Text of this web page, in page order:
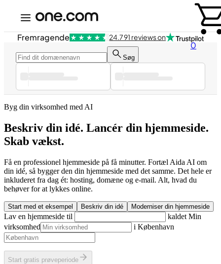
0
Fremragende 24.791 reviews on
Søg
Byg din virksomhed med AI
Beskriv din idé. Lancér din hjemmeside.
Skab vækst.
Få en professionel hjemmeside på få minutter. Fortæl Aida AI om
din idé, så bygger den din hjemmeside med det samme. Det hele er
inkluderet fra dag ét: hosting, domæne og e-mail. Alt, hvad du
behøver for at lykkes online.
Start med et eksempel Beskriv din idé Moderniser din hjemmeside
Lav en hjemmeside til kaldet Min
virksomhed
i København
Start gratis prøveperiode